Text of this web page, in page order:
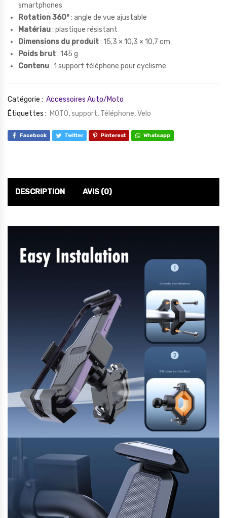
smartphones
Rotation 360°: angle de vue ajustable
Matériau: plastique résistant
Dimensions du produit: 15,3 × 10,3 × 10,7 cm
Poids brut: 145 g
Contenu: 1 support téléphone pour cyclisme
Catégorie : Accessoires Auto/Moto
Étiquettes : MOTO,support, Téléphone,Velo
Facebook Twitter Pinterest Whatsapp
DESCRIPTION AVIS (0)